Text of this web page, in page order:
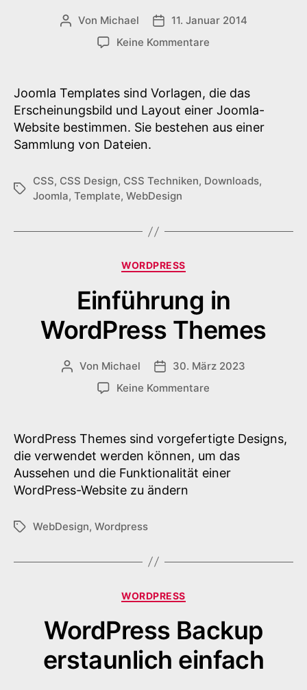
Beitragsautor
Von Michael Veröffentlichungsdatum
11. Januar 2014
Keine Kommentare
Reihe
K10
Joomla Templates sind Vorlagen, die das
Erscheinungsbild und Layout einer Joomla-
Website bestimmen. Sie bestehen aus einer
Sammlung von Dateien.
Schlagwörter
CSS, CSS Design, CSS Techniken, Downloads,
Joomla, Template, WebDesign
Kategorien
WORDPRESS
Einführung in
WordPress Themes
Beitragsautor
Von Michael Veröffentlichungsdatum
30. März 2023
Keine Kommentare
WordPress
Themes
WordPress Themes sind vorgefertigte Designs,
die verwendet werden können, um das
Aussehen und die Funktionalität einer
WordPress-Website zu ändern
Schlagwörter
WebDesign, Wordpress
Kategorien
WORDPRESS
WordPress Backup
erstaunlich einfach